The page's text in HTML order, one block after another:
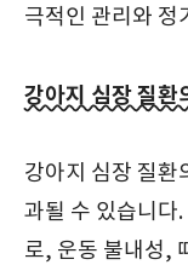
극적인 관리와 정
강아지 심장 질환
강아지 심장 질환
과될 수 있습니다
로, 운동 불내성,